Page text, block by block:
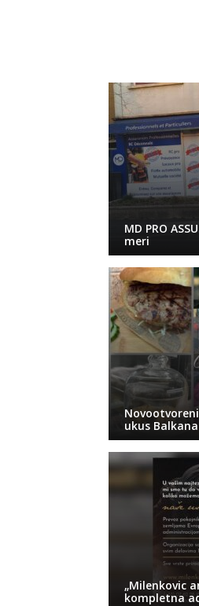
MD PRO
meri
ukus
„Milenkovic
kompletna